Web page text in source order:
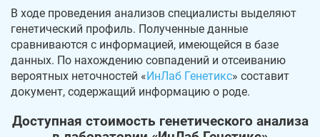
В ходе проведения анализов специалисты выделяют
генетический профиль. Полученные данные
сравниваются с информацией, имеющейся в базе
данных. По нахождению совпадений и отсеиванию
вероятных неточностей « ИнЛаб Генетикс» составит
документ, содержащий информацию о роде.
Доступная стоимость генетического анализа